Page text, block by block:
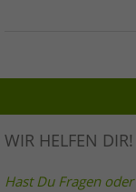
WIR HELFEN DIR!
Hast Du Fragen